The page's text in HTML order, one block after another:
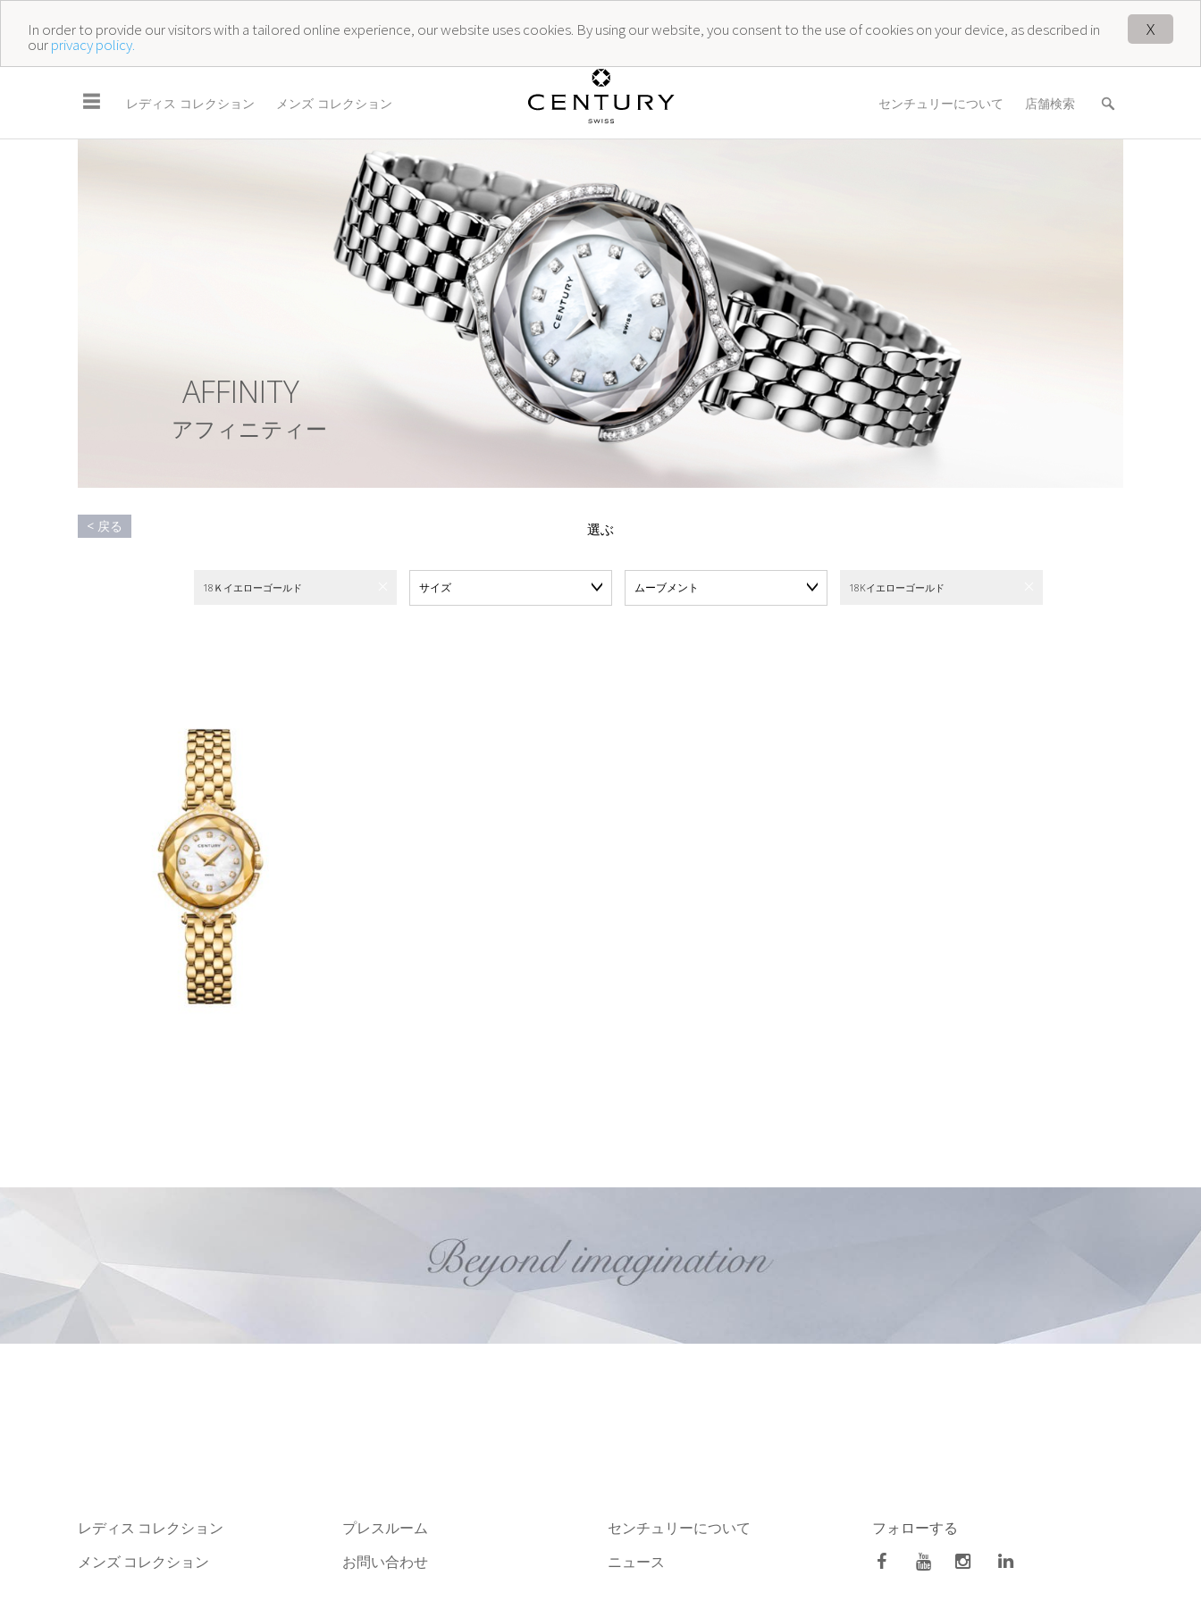
X
In order to provide our visitors with a tailored online experience, our website uses cookies. By using our website, you consent to the use of cookies on your device, as described in
ourprivacy policy.
☰ レディス コレクション メンズ コレクション センチュリーについて 店舗検索
AFFINITY
アフ ィ ニテ ィ ー
< 戻る 選ぶ
18Ｋイエローゴールド サイズ ムーブメント 18Kイエローゴールド
レディス コレクション
メンズ コレクション
プレスルーム
お問い合わせ
センチュリーについて
ニュース
フォローする
facebookYoutubeInstagram